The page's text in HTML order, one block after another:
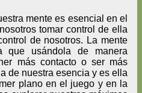
mente es esencial en el
tomar control de ella
de nosotros. La mente
que usándola de manera
más contacto o ser más
de nuestra esencia y es ella
plano en el juego y en la